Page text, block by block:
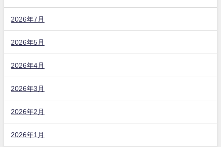
2026年7月
2026年5月
2026年4月
2026年3月
2026年2月
2026年1月